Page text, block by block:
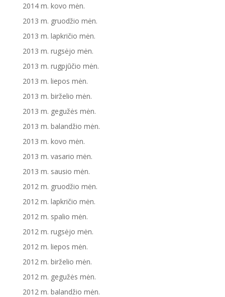
2014 m. kovo mėn.
2013 m. gruodžio mėn.
2013 m. lapkričio mėn.
2013 m. rugsėjo mėn.
2013 m. rugpjūčio mėn.
2013 m. liepos mėn.
2013 m. birželio mėn.
2013 m. gegužės mėn.
2013 m. balandžio mėn.
2013 m. kovo mėn.
2013 m. vasario mėn.
2013 m. sausio mėn.
2012 m. gruodžio mėn.
2012 m. lapkričio mėn.
2012 m. spalio mėn.
2012 m. rugsėjo mėn.
2012 m. liepos mėn.
2012 m. birželio mėn.
2012 m. gegužės mėn.
2012 m. balandžio mėn.